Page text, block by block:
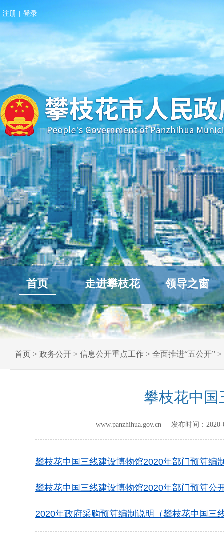
注册 | 登录
首页 走进攀枝花 领导之窗
首页 > 政务公开 > 信息公开重点工作 > 全面推进“五公开” >
攀枝花中国
www.panzhihua.gov.cn 发布时间：
攀枝花中国三线建设博物馆2020年部门预算编
攀枝花中国三线建设博物馆2020年部门预算公
2020年政府采购预算编制说明（攀枝花中国三